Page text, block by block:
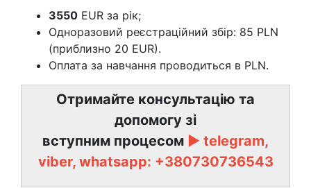
3550 EUR за рік;
Одноразовий реєстраційний збір: 85 PLN
(приблизно 20 EUR).
Оплата за навчання проводиться в PLN.
Отримайте консультацію та
допомогу зі
вступним процесом ► telegram,
viber, whatsapp: +380730736543